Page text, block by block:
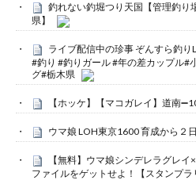
釣れない釣堀つり天国【管理釣り
県】
ライブ配信中の珍事 ぞんすら釣
#釣り #釣りガール #年の差カップル#
グ#栃木県
【ホッケ】【マコガレイ】道南
ウマ娘 LOH東京1600 育成から２
【無料】ウマ娘シンデレラグレ
ファイルをゲットせよ！【スタンプラ